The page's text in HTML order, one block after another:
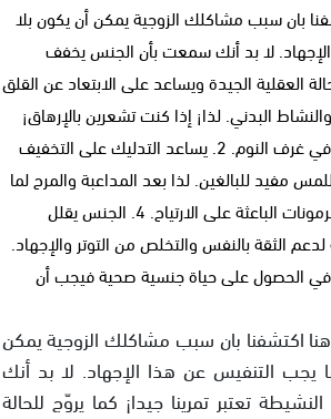
بان سبب مشاكلك الزوجية يمكن أن يكون بلا
لا بد أنك سمعت بأن الجنس يخفف
العقلية الجيدة ويساعد على الابتعاد عن القلق
والنشاط البدني. لذا¡ إذا كنت تشعرين بالإرهاق¡
فيجب أن تزيدي من نشاطك البدني مع الشريك. نعم¡ لا بأس من أن يركض خلفك قليلا في غرف النوم. 2. يساعد التدليك على التخفيف
مفيد للبالغين. لذا بعد المداعبة والمرح لما
لا تقوما بتبادل التدليك. 3. الجنس يساعد على التخلص من الإجهاد عن طريق إطلاق الهرمونات الباعثة على الارتياح. 4. الجنس يقلل
الثقة بالنفس والتخلص من التوتر والإجهاد.
في الحصول على حياة جنسية صحية فيجب أن
اكتشفنا بان سبب مشاكلك الزوجية يمكن
التنفيس عن هذا الإجهاد. لا بد أنك
تعتبر تمرينا جيدا¡ كما يروّج للحالة